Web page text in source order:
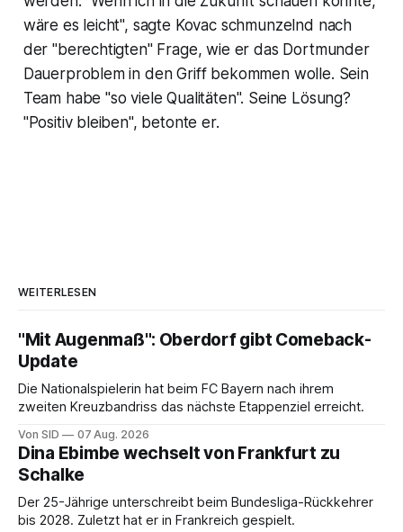
wäre es leicht", sagte Kovac schmunzelnd nach
der "berechtigten" Frage, wie er das Dortmunder
Dauerproblem in den Griff bekommen wolle. Sein
Team habe "so viele Qualitäten". Seine Lösung?
"Positiv bleiben", betonte er.
WEITERLESEN
"Mit Augenmaß": Oberdorf gibt Comeback-
Update
Die Nationalspielerin hat beim FC Bayern nach ihrem
zweiten Kreuzbandriss das nächste Etappenziel erreicht.
Von SID 07 Aug. 2026
Dina Ebimbe wechselt von Frankfurt zu
Schalke
Der 25-Jährige unterschreibt beim Bundesliga-Rückkehrer
bis 2028. Zuletzt hat er in Frankreich gespielt.